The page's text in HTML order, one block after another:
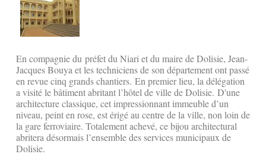
En compagnie du préfet du Niari et du maire de Dolisie, Jean-
Jacques Bouya et les techniciens de son département ont passé
en revue cinq grands chantiers. En premier lieu, la délégation
a visité le bâtiment abritant l’hôtel de ville de Dolisie. D'une
architecture classique, cet impressionnant immeuble d’un
niveau, peint en rose, est érigé au centre de la ville, non loin de
la gare ferroviaire. Totalement achevé, ce bijou architectural
abritera désormais l’ensemble des services municipaux de
Dolisie.